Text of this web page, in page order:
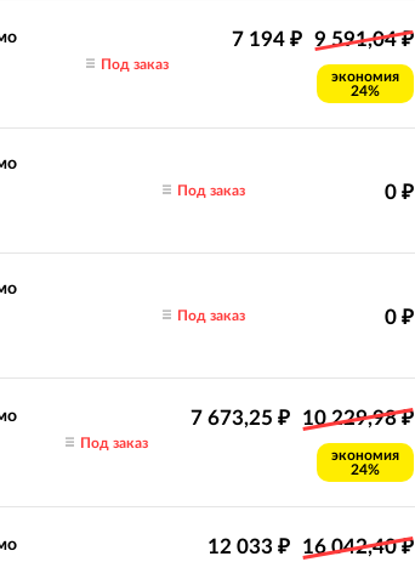
7 194 ₽ 9 591,04₽
экономия
24%
Под заказ
0 ₽
Под заказ
0 ₽
Под заказ
7 673,25 ₽ 10 229,98₽
экономия
24%
Под заказ
12 033 ₽ 16 042,40₽